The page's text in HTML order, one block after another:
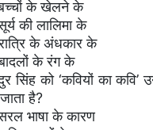
के खेलने के
की लालिमा के
के अंधकार के
के रंग के
सिंह को ‘कवियों का कवि’
है?
भाषा के कारण